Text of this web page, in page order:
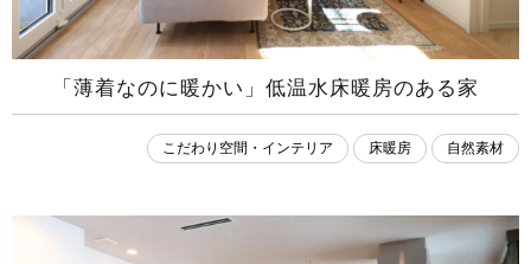
「薄着なのに暖かい」低温水床暖房のある家
こだわり空間・インテリア 床暖房 自然素材